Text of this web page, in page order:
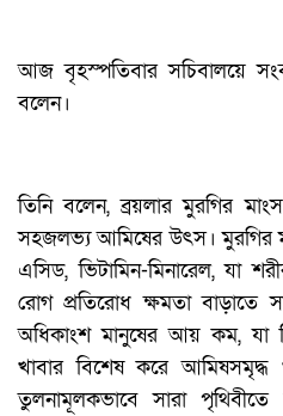
আজ বৃহস্পতিবার সচিবালয়ে
বলেন।
তিনি বলেন, ব্রয়লার মুরগির
সহজলভ্য আমিষের উৎস। মুরগির
এসিড, ভিটামিন-মিনারেল, যা
রোগ প্রতিরোধ ক্ষমতা বাড়াতে
অধিকাংশ মানুষের আয় কম, যা
খাবার বিশেষ করে আমিষসমৃদ্ধ
তুলনামূলকভাবে সারা পৃথিবীতে